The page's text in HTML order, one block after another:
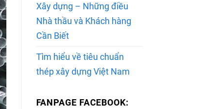
Xây dựng – Những điều
Nhà thầu và Khách hàng
Cần Biết
Tìm hiểu về tiêu chuẩn
thép xây dựng Việt Nam
FANPAGE FACEBOOK: